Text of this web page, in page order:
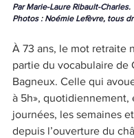
Par Marie-Laure Ribault-Charles.
Photos : Noémie Lefèvre, tous
À 73 ans, le mot retraite
partie du vocabulaire de
Bagneux. Celle qui
à 5h», quotidiennement,
journées, les semaines
depuis l’ouverture du